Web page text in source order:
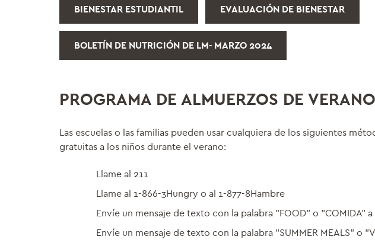
BIENESTAR ESTUDIANTIL EVALUACIÓN DE BIENESTAR
BOLETÍN DE NUTRICIÓN DE LM- MARZO 2024
PROGRAMA DE ALMUERZOS DE VERANO
Las escuelas o las familias pueden usar cualquiera de los siguientes
gratuitas a los niños durante el verano:
Llame al 211
Llame al 1-866-3Hungry o al 1-877-8Hambre
Envíe un mensaje de texto con la palabra "FOOD" o "COMIDA"
Envíe un mensaje de texto con la palabra "SUMMER MEALS" o